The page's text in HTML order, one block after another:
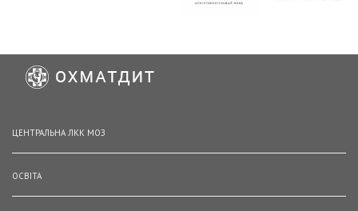
ЦЕНТРАЛЬНА ЛКК МОЗ
ОСВІТА